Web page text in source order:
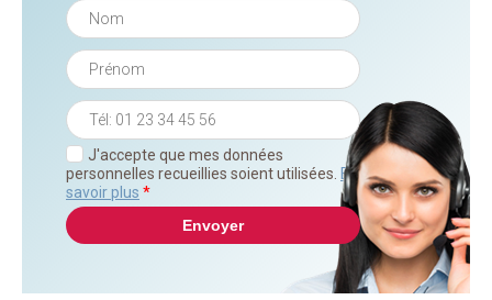
J'accepte que mes données
personnelles recueillies soient utilisées. En
savoir plus *